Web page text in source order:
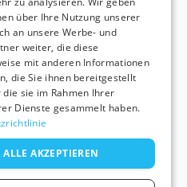
DontPayFull SRL
vorbehalten.
Partnern
können uns eine
Kosten für
der jeweiligen
keine
über Ihre Nutzung unserer
an unsere Werbe- und
weiter, die diese
mit anderen Informationen
die Sie ihnen bereitgestellt
die sie im Rahmen Ihrer
Dienste gesammelt haben.
ALLE AKZEPTIEREN